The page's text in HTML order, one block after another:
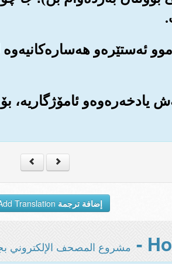
ئه‌ستێره‌و
یادخه‌ره‌وه‌و
إضافة ترجمة
مشروع المصحف الإلكتروني